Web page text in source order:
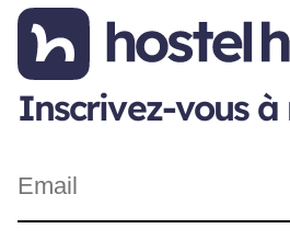
Inscrivez-vous